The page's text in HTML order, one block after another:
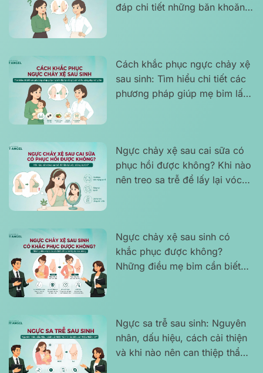
đáp chi tiết những băn khoăn
Cách khắc phục ngực chảy xệ
sau sinh: Tìm hiểu chi tiết các
phương pháp giúp mẹ bỉm lấy
Ngực chảy xệ sau cai sữa có
phục hồi được không? Khi nào
nên treo sa trễ để lấy lại vóc
Ngực chảy xệ sau sinh có
khắc phục được không?
Những điều mẹ bỉm cần biết
Ngực sa trễ sau sinh: Nguyên
nhân, dấu hiệu, cách cải thiện
và khi nào nên can thiệp thẩm